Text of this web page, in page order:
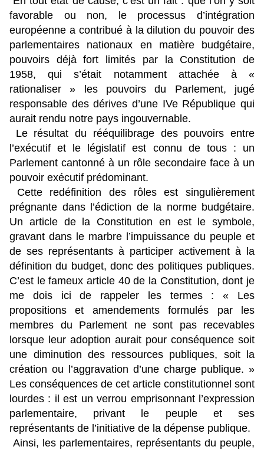
favorable ou non, le processus d’intégration
européenne a contribué à la dilution du pouvoir des
parlementaires nationaux en matière budgétaire,
pouvoirs déjà fort limités par la Constitution de
1958, qui s’était notamment attachée à «
rationaliser » les pouvoirs du Parlement, jugé
responsable des dérives d’une IVe République qui
aurait rendu notre pays ingouvernable.
Le résultat du rééquilibrage des pouvoirs entre
l’exécutif et le législatif est connu de tous : un
Parlement cantonné à un rôle secondaire face à un
pouvoir exécutif prédominant.
Cette redéfinition des rôles est singulièrement
prégnante dans l’édiction de la norme budgétaire.
Un article de la Constitution en est le symbole,
gravant dans le marbre l’impuissance du peuple et
de ses représentants à participer activement à la
définition du budget, donc des politiques publiques.
C’est le fameux article 40 de la Constitution, dont je
me dois ici de rappeler les termes : « Les
propositions et amendements formulés par les
membres du Parlement ne sont pas recevables
lorsque leur adoption aurait pour conséquence soit
une diminution des ressources publiques, soit la
création ou l’aggravation d’une charge publique. »
Les conséquences de cet article constitutionnel sont
lourdes : il est un verrou emprisonnant l’expression
parlementaire, privant le peuple et ses
représentants de l’initiative de la dépense publique.
Ainsi, les parlementaires, représentants du peuple,